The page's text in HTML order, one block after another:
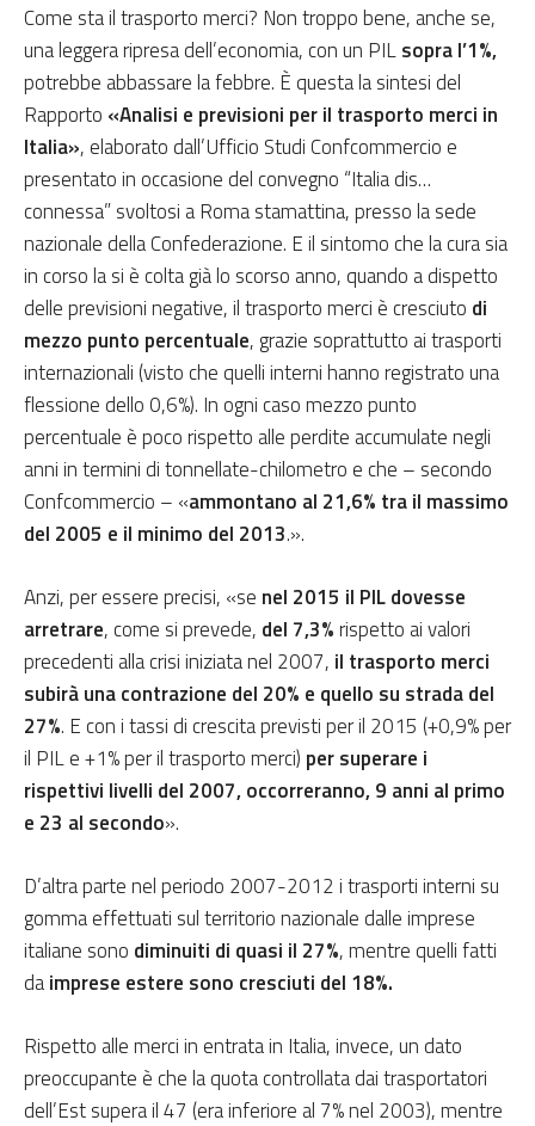
Come sta il trasporto merci? Non troppo bene, anche se,
una leggera ripresa dell’economia, con un PILsopra l’1%,
potrebbe abbassare la febbre. È questa la sintesi del
Rapporto «Analisi e previsioni per il trasporto merci in
Italia», elaborato dall’Ufficio Studi Confcommercio e
presentato in occasione del convegno “Italia dis…
connessa” svoltosi a Roma stamattina, presso la sede
nazionale della Confederazione. E il sintomo che la cura sia
in corso la si è colta già lo scorso anno, quando a dispetto
delle previsioni negative, il trasporto merci è cresciuto di
mezzo punto percentuale, grazie soprattutto ai trasporti
internazionali (visto che quelli interni hanno registrato una
flessione dello 0,6%). In ogni caso mezzo punto
percentuale è poco rispetto alle perdite accumulate negli
anni in termini di tonnellate-chilometro e che – secondo
Confcommercio – «ammontano al 21,6% tra il massimo
del 2005 e il minimo del 2013.».
Anzi, per essere precisi, «se nel 2015 il PIL dovesse
arretrare, come si prevede, del 7,3%rispetto ai valori
precedenti alla crisi iniziata nel 2007, il trasporto merci
subirà una contrazione del 20% e quello su strada del
27%. E con i tassi di crescita previsti per il 2015 (+0,9% per
il PIL e +1% per il trasporto merci) per superare i
rispettivi livelli del 2007, occorreranno, 9 anni al primo
e 23 al secondo».
D’altra parte nel periodo 2007-2012 i trasporti interni su
gomma effettuati sul territorio nazionale dalle imprese
italiane sono diminuiti di quasi il 27%, mentre quelli fatti
daimprese estere sono cresciuti del 18%.
Rispetto alle merci in entrata in Italia, invece, un dato
preoccupante è che la quota controllata dai trasportatori
dell’Est supera il 47 (era inferiore al 7% nel 2003), mentre